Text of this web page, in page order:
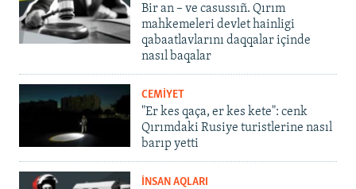
Bir an – ve casussıñ. Qırım
mahkemeleri devlet hainligi
qabaatlavlarını daqqalar içinde
nasıl baqalar
CEMİYET
"Er kes qaça, er kes kete": cenk
Qırımdaki Rusiye turistlerine nasıl
barıp yetti
İNSAN AQLARI